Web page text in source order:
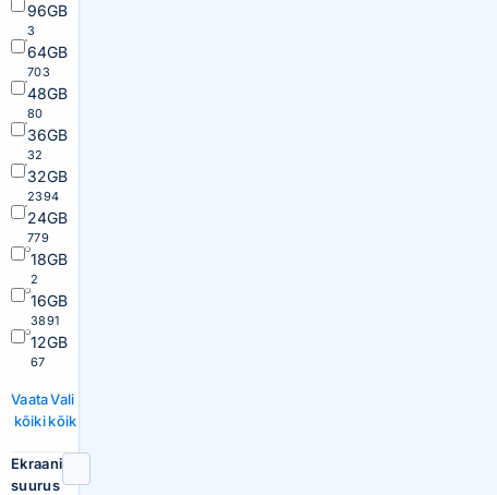
96GB
3
64GB
703
48GB
80
36GB
32
32GB
2394
24GB
779
18GB
2
16GB
3891
12GB
67
Vaata
kõiki
Vali
kõik
Ekraani
suurus